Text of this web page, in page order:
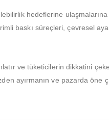
hedeflerine
baskı süreçleri, çevresel
ve tüketicilerin dikkatini
ayırmanın ve pazarda öne